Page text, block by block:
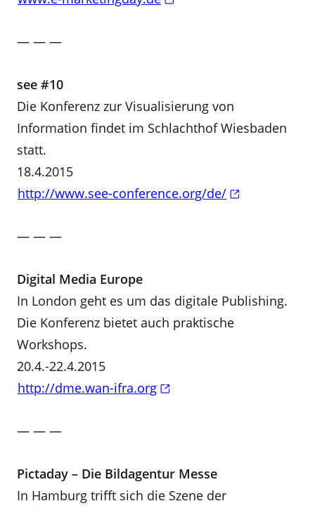
— — —
see #10
Die Konferenz zur Visualisierung von
Information findet im Schlachthof Wiesbaden
statt.
18.4.2015
http://www.see-conference.org/de/
— — —
Digital Media Europe
In London geht es um das digitale Publishing.
Die Konferenz bietet auch praktische
Workshops.
20.4.-22.4.2015
http://dme.wan-ifra.org
— — —
Pictaday – Die Bildagentur Messe
In Hamburg trifft sich die Szene der